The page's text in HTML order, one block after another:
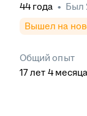
44 года • Был
Вышел на
Общий опыт
17лет 4 месяца